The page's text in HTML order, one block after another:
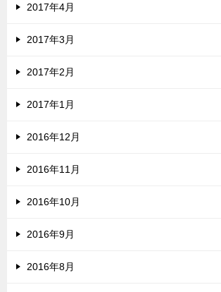
2017年4月
2017年3月
2017年2月
2017年1月
2016年12月
2016年11月
2016年10月
2016年9月
2016年8月